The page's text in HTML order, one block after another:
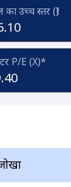
का उच्च स्तर (₹)
P/E (X)*